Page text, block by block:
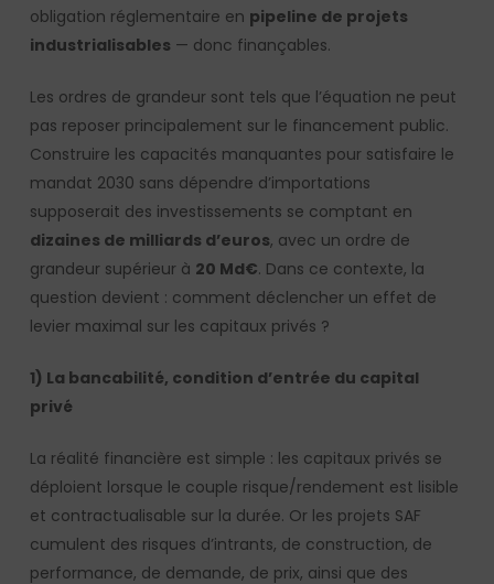
obligation réglementaire en pipeline de projets
industrialisables — donc finançables.
Les ordres de grandeur sont tels que l’équation ne peut
pas reposer principalement sur le financement public.
Construire les capacités manquantes pour satisfaire le
mandat 2030 sans dépendre d’importations
supposerait des investissements se comptant en
dizaines de milliards d’euros, avec un ordre de
grandeur supérieur à 20 Md€. Dans ce contexte, la
question devient : comment déclencher un effet de
levier maximal sur les capitaux privés ?
1) La bancabilité, condition d’entrée du capital
privé
La réalité financière est simple : les capitaux privés se
déploient lorsque le couple risque/rendement est lisible
et contractualisable sur la durée. Or les projets SAF
cumulent des risques d’intrants, de construction, de
performance, de demande, de prix, ainsi que des